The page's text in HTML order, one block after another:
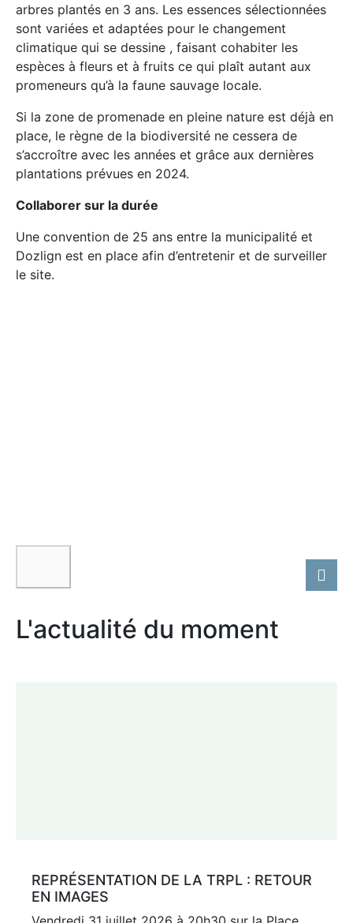
arbres plantés en 3 ans. Les essences sélectionnées
sont variées et adaptées pour le changement
climatique qui se dessine , faisant cohabiter les
espèces à fleurs et à fruits ce qui plaît autant aux
promeneurs qu’à la faune sauvage locale.
Si la zone de promenade en pleine nature est déjà en
place, le règne de la biodiversité ne cessera de
s’accroître avec les années et grâce aux dernières
plantations prévues en 2024.
Collaborer sur la durée
Une convention de 25 ans entre la municipalité et
Dozlign est en place afin d’entretenir et de surveiller
le site.
L'actualité du moment
REPRÉSENTATION DE LA TRPL : RETOUR
EN IMAGES